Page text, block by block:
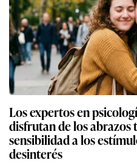
Los expertos en
disfrutan de los abrazos
sensibilidad a los
desinterés